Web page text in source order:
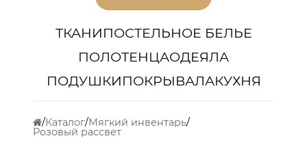
ТКАНИПОСТЕЛЬНОЕ БЕЛЬЕ
ПОЛОТЕНЦАОДЕЯЛА
ПОДУШКИПОКРЫВАЛАКУХНЯ
Каталог Мягкий инвентарь
Розовый рассвет